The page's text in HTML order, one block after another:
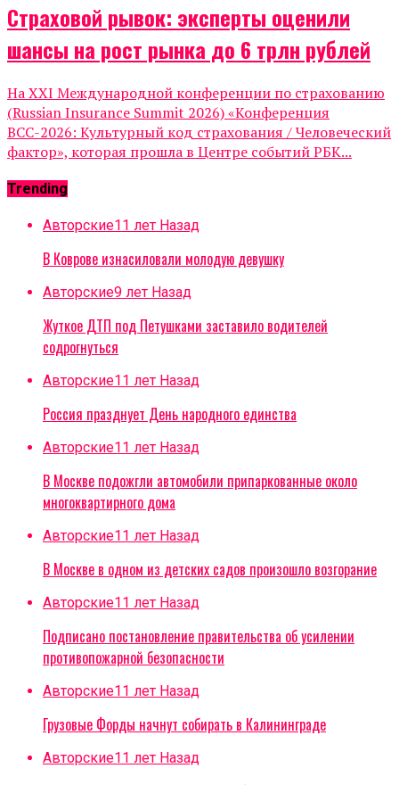
Страховой рывок: эксперты оценили
шансы на рост рынка до 6 трлн рублей
На XXI Международной конференции по страхованию
(Russian Insurance Summit 2026) «Конференция
ВСС-2026: Культурный код страхования / Человеческий
фактор», которая прошла в Центре событий РБК...
Trending
Авторские11 лет Назад
В Коврове изнасиловали молодую девушку
Авторские9 лет Назад
Жуткое ДТП под Петушками заставило водителей
содрогнуться
Авторские11 лет Назад
Россия празднует День народного единства
Авторские11 лет Назад
В Москве подожгли автомобили припаркованные около
многоквартирного дома
Авторские11 лет Назад
В Москве в одном из детских садов произошло возгорание
Авторские11 лет Назад
Подписано постановление правительства об усилении
противопожарной безопасности
Авторские11 лет Назад
Грузовые Форды начнут собирать в Калининграде
Авторские11 лет Назад